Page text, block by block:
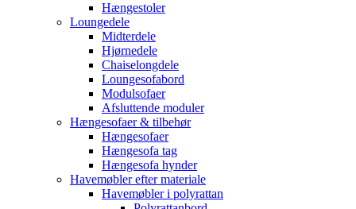
Hængestoler
Loungedele
Midterdele
Hjørnedele
Chaiselongdele
Loungesofabord
Modulsofaer
Afsluttende moduler
Hængesofaer & tilbehør
Hængesofaer
Hængesofa tag
Hængesofa hynder
Havemøbler efter materiale
Havemøbler i polyrattan